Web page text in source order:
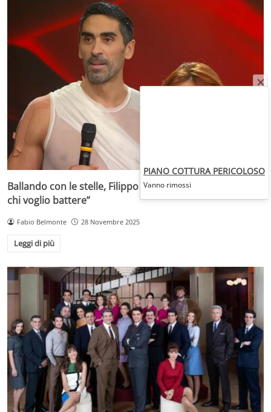
Ballando con le stelle, Filippo Magnini agguerrito: “Ecco
chi voglio battere”
Fabio Belmonte 28 Novembre 2025
Leggi di più
PIANO COTTURA PERICOLOSO
Vanno rimossi